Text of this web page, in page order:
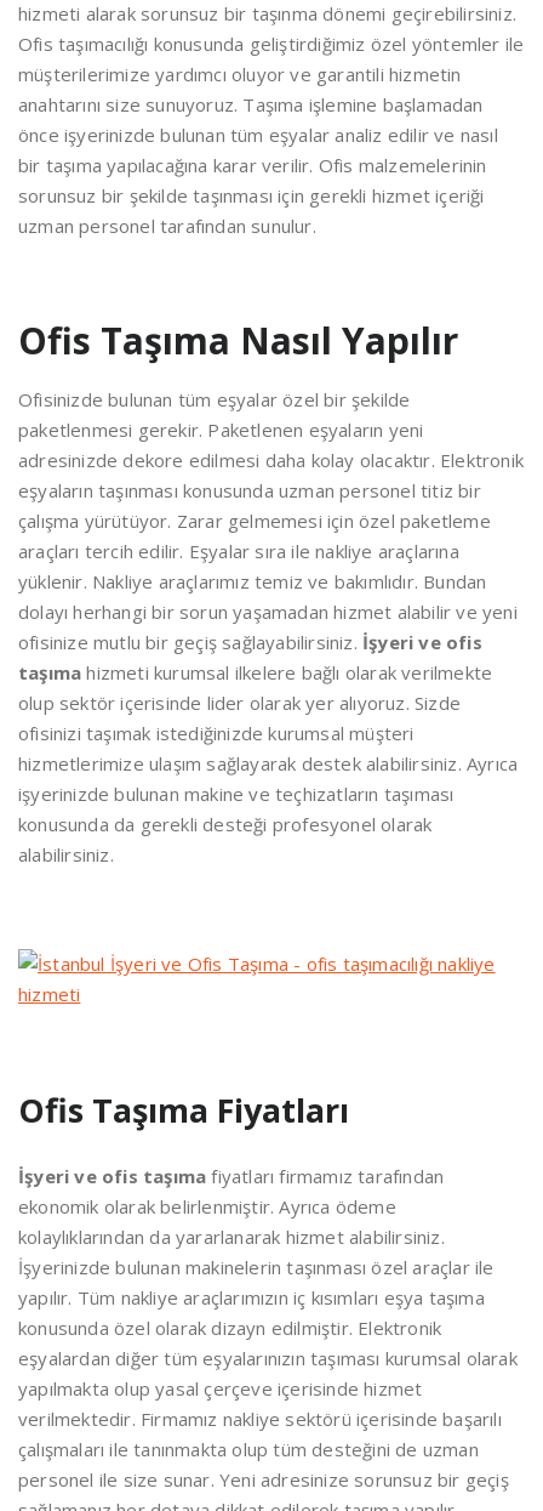
hizmeti alarak sorunsuz bir taşınma dönemi geçirebilirsiniz.
Ofis taşımacılığı konusunda geliştirdiğimiz özel yöntemler ile
müşterilerimize yardımcı oluyor ve garantili hizmetin
anahtarını size sunuyoruz. Taşıma işlemine başlamadan
önce işyerinizde bulunan tüm eşyalar analiz edilir ve nasıl
bir taşıma yapılacağına karar verilir. Ofis malzemelerinin
sorunsuz bir şekilde taşınması için gerekli hizmet içeriği
uzman personel tarafından sunulur.
Ofis Taşıma Nasıl Yapılır
Ofisinizde bulunan tüm eşyalar özel bir şekilde
paketlenmesi gerekir. Paketlenen eşyaların yeni
adresinizde dekore edilmesi daha kolay olacaktır. Elektronik
eşyaların taşınması konusunda uzman personel titiz bir
çalışma yürütüyor. Zarar gelmemesi için özel paketleme
araçları tercih edilir. Eşyalar sıra ile nakliye araçlarına
yüklenir. Nakliye araçlarımız temiz ve bakımlıdır. Bundan
dolayı herhangi bir sorun yaşamadan hizmet alabilir ve yeni
ofisinize mutlu bir geçiş sağlayabilirsiniz. İşyeri ve ofis
taşımahizmeti kurumsal ilkelere bağlı olarak verilmekte
olup sektör içerisinde lider olarak yer alıyoruz. Sizde
ofisinizi taşımak istediğinizde kurumsal müşteri
hizmetlerimize ulaşım sağlayarak destek alabilirsiniz. Ayrıca
işyerinizde bulunan makine ve teçhizatların taşıması
konusunda da gerekli desteği profesyonel olarak
alabilirsiniz.
Ofis Taşıma Fiyatları
İşyeri ve ofis taşıma fiyatları firmamız tarafından
ekonomik olarak belirlenmiştir. Ayrıca ödeme
kolaylıklarından da yararlanarak hizmet alabilirsiniz.
İşyerinizde bulunan makinelerin taşınması özel araçlar ile
yapılır. Tüm nakliye araçlarımızın iç kısımları eşya taşıma
konusunda özel olarak dizayn edilmiştir. Elektronik
eşyalardan diğer tüm eşyalarınızın taşıması kurumsal olarak
yapılmakta olup yasal çerçeve içerisinde hizmet
verilmektedir. Firmamız nakliye sektörü içerisinde başarılı
çalışmaları ile tanınmakta olup tüm desteğini de uzman
personel ile size sunar. Yeni adresinize sorunsuz bir geçiş